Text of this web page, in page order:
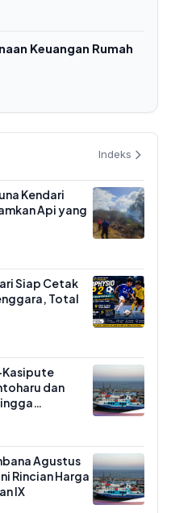
Keuangan Rumah
Indeks
Kendari
Api yang
Siap Cetak
Total
Kasipute
dan
Agustus
Rincian Harga
IX